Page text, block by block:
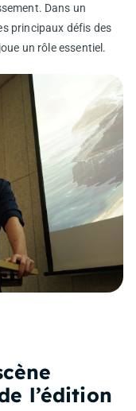
Dans un
principaux défis des
un rôle essentiel.
l’édition